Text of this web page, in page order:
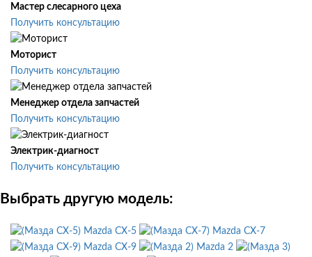
Мастер слесарного цеха
Получить консультацию
Моторист
Получить консультацию
Менеджер отдела запчастей
Получить консультацию
Электрик-диагност
Получить консультацию
Выбрать другую модель:
Mazda CX-5
Mazda CX-7
Mazda CX-9
Mazda 2